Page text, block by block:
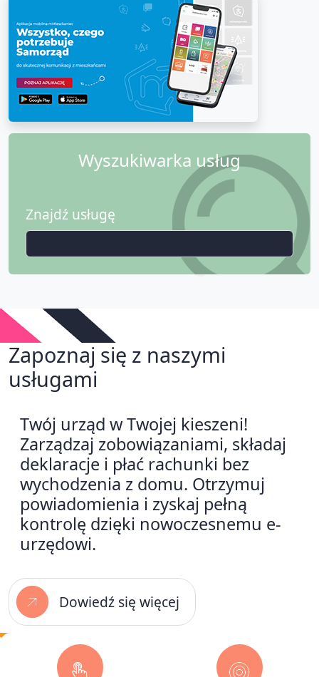
Wyszukiwarka usług
Znajdź usługę
Zapoznaj się z naszymi
usługami
Twój urząd w Twojej kieszeni!
Zarządzaj zobowiązaniami, składaj
deklaracje i płać rachunki bez
wychodzenia z domu. Otrzymuj
powiadomienia i zyskaj pełną
kontrolę dzięki nowoczesnemu e-
urzędowi.
Dowiedź się więcej